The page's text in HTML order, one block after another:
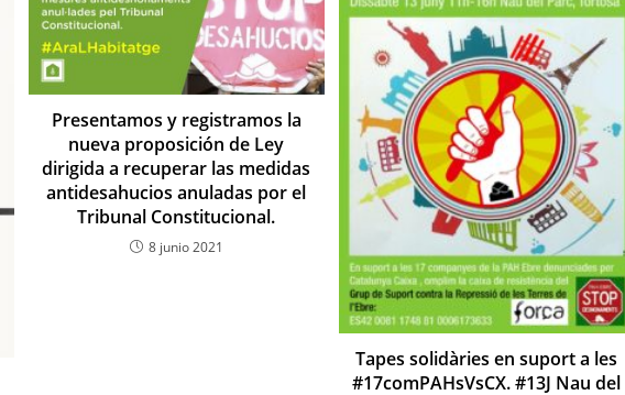
Presentamos y registramos la
nueva proposición de Ley
dirigida a recuperar las medidas
antidesahucios anuladas por el
Tribunal Constitucional.
8 junio 2021
Tapes solidàries en suport a les
#17comPAHsVsCX. #13J Nau del